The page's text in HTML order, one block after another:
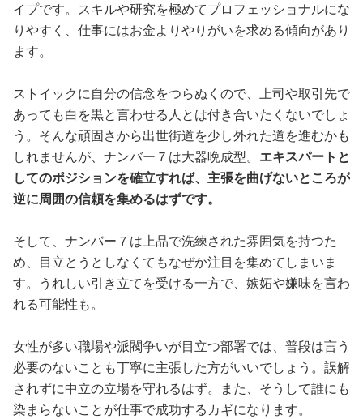
イプです。スキルや研究を極めてプロフェッショナルにな
りやすく、仕事にはお金よりやりがいを求める傾向があり
ます。
ストイックに自分の信念をつらぬくので、上司や取引先で
あっても白を黒と言わせる人とは付き合いたくないでしょ
う。そんな頑固さから出世街道を少し外れた道を進むかも
しれませんが、ナンバー７は大器晩成型。 エキスパートと
してのポジションを確立すれば、主張を曲げないところが
逆に周囲の信頼を集めるはずです。
そして、ナンバー７は上品で洗練された雰囲気を持つた
め、目立とうとしなくてもなぜか注目を集めてしまいま
す。うれしい引き立てを受ける一方で、嫉妬や嫌味を言わ
れる可能性も。
女性が多い職場や派閥争いが目立つ部署では、普段は言う
必要のないことも丁寧に主張した方がいいでしょう。誤解
されずに中立の立場を守れるはず。また、そうして誰にも
染まらないことが仕事で成功するカギになります。